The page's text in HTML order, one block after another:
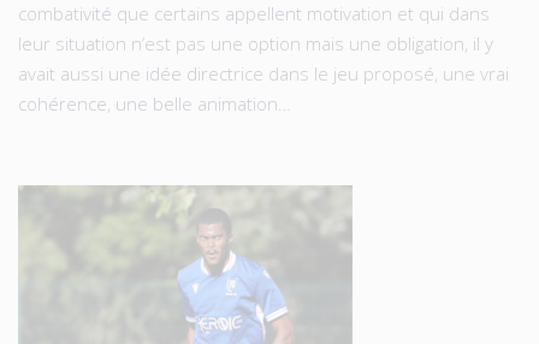
combativité que certains appellent motivation et qui dans
leur situation n’est pas une option mais une obligation, il y
avait aussi une idée directrice dans le jeu proposé, une vrai
cohérence, une belle animation…